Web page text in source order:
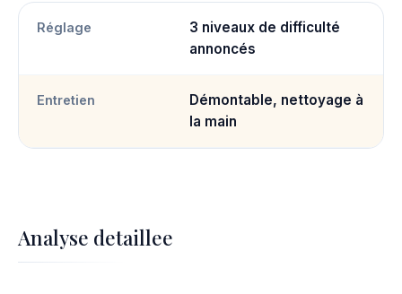
Réglage
3 niveaux de difficulté
annoncés
Entretien
Démontable, nettoyage à
la main
Analyse detaillee